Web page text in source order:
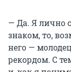
— Да. Я лично
знаком, то,
него —
рекордом. С